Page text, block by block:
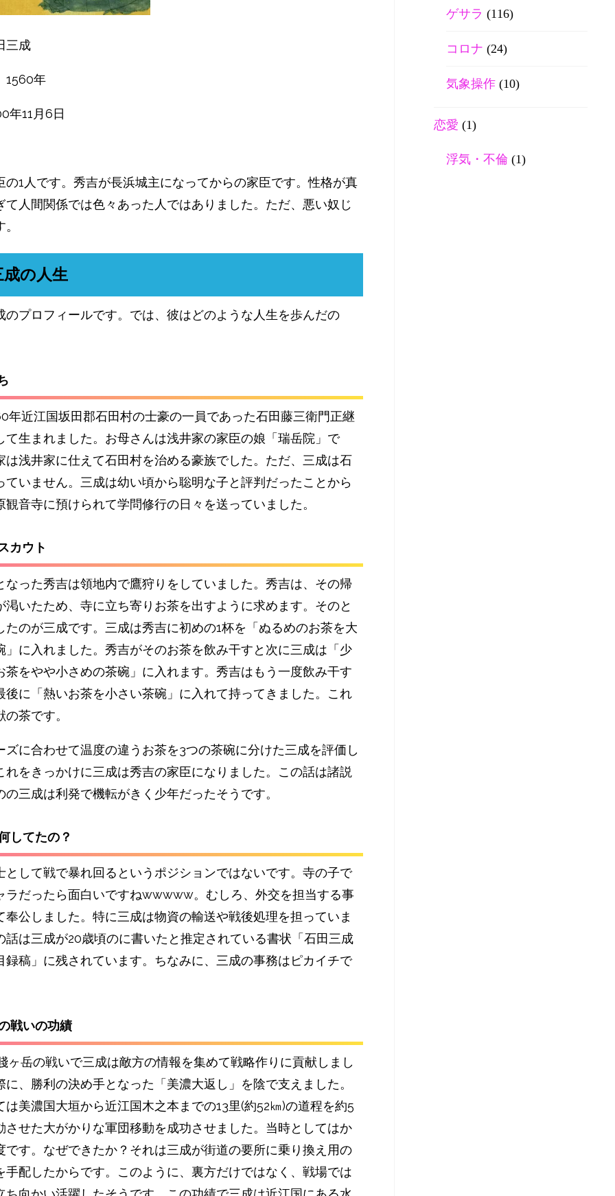
成
年
年11月6日
の1人です。秀吉が長浜城主になってからの家臣です。性格が真
て人間関係では色々あった人ではありました。ただ、悪い奴じ
成の人生
のプロフィールです。では、彼はどのような人生を歩んだの
年近江国坂田郡石田村の士豪の一員であった石田藤三衛門正継
て生まれました。お母さんは浅井家の家臣の娘「瑞岳院」で
は浅井家に仕えて石田村を治める豪族でした。ただ、三成は石
ていません。三成は幼い頃から聡明な子と評判だったことから
観音寺に預けられて学問修行の日々を送っていました。
カウト
なった秀吉は領地内で鷹狩りをしていました。秀吉は、その帰
渇いたため、寺に立ち寄りお茶を出すように求めます。そのと
のが三成です。 三成は秀吉に初めの1杯を「ぬるめのお茶を大
」に入れました。秀吉がそのお茶を飲み干すと次に三成は「少
茶をやや小さめの茶碗」に入れます。秀吉はもう一度飲み干す
後に「熱いお茶を小さい茶碗」に入れて持ってきました。これ
茶です。
ズに合わせて温度の違うお茶を3つの茶碗に分けた三成を評価し
れをきっかけに三成は秀吉の家臣になりました。 この話は諸説
の三成は利発で機転がきく少年だったそうです。
してたの？
として戦で暴れ回るというポジションではないです。寺の子で
ラだったら面白いですねwwwww。むしろ、 外交を担当する事
奉公しました。特に三成は物資の輸送や戦後処理を担っていま
話は三成が20歳頃のに書いたと推定されている書状「石田三成
録稿」に残されています。ちなみに、 三成の事務はピカイチで
戦いの功績
ヶ岳の戦いで三成は敵方の情報を集めて戦略作りに貢献しまし
に、勝利の決め手となった「美濃大返し」を陰で支えました。
は美濃国大垣から近江国木之本までの13里(約52㎞)の道程を約5
させた大がかりな軍団移動を成功させました。当時としてはか
です。なぜできたか？それは三成が街道の要所に乗り換え用の
手配したからです。このように、裏方だけではなく、戦場では
ゲサラ (116)
コロナ (24)
気象操作 (10)
恋愛 (1)
浮気・不倫 (1)